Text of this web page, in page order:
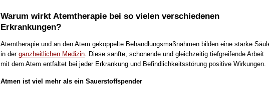
Warum wirkt Atemtherapie bei so vielen verschiedenen
Erkrankungen?
Atemtherapie und an den Atem gekoppelte Behandlungsmaßnahmen bilden eine starke
in der ganzheitlichen Medizin. Diese sanfte, schonende und gleichzeitig tiefgreifende Arbeit
mit dem Atem entfaltet bei jeder Erkrankung und Befindlichkeitsstörung positive Wirkungen.
Atmen ist viel mehr als ein Sauerstoffspender